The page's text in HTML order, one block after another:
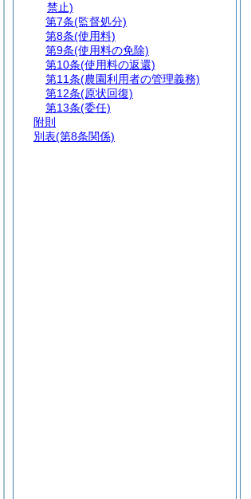
禁止)
第7条(監督処分)
第8条(使用料)
第9条(使用料の免除)
第10条(使用料の返還)
第11条(農園利用者の管理義務)
第12条(原状回復)
第13条(委任)
附則
別表(第8条関係)